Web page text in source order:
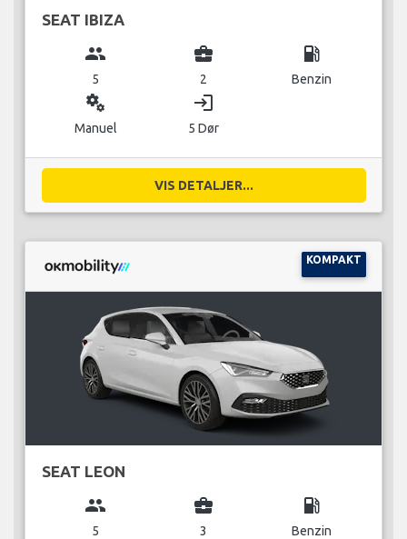
SEAT IBIZA
group
5
business_center
2
local_gas_station
Benzin
miscellaneous_services
Manuel
login
5 Dør
VIS DETALJER...
KOMPAKT
SEAT LEON
group
5
business_center
3
local_gas_station
Benzin